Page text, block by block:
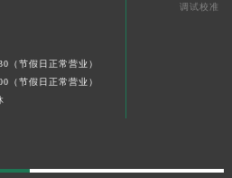
（节假日正常营业）
（节假日正常营业）
调试校准